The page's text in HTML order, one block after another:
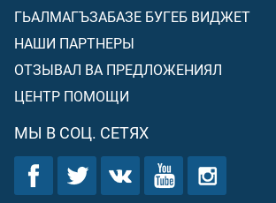
ГЬАЛМАГЪЗАБАЗЕ БУГЕБ ВИДЖЕТ
НАШИ ПАРТНЕРЫ
ОТЗЫВАЛ ВА ПРЕДЛОЖЕНИЯЛ
ЦЕНТР ПОМОЩИ
МЫ В СОЦ. СЕТЯХ